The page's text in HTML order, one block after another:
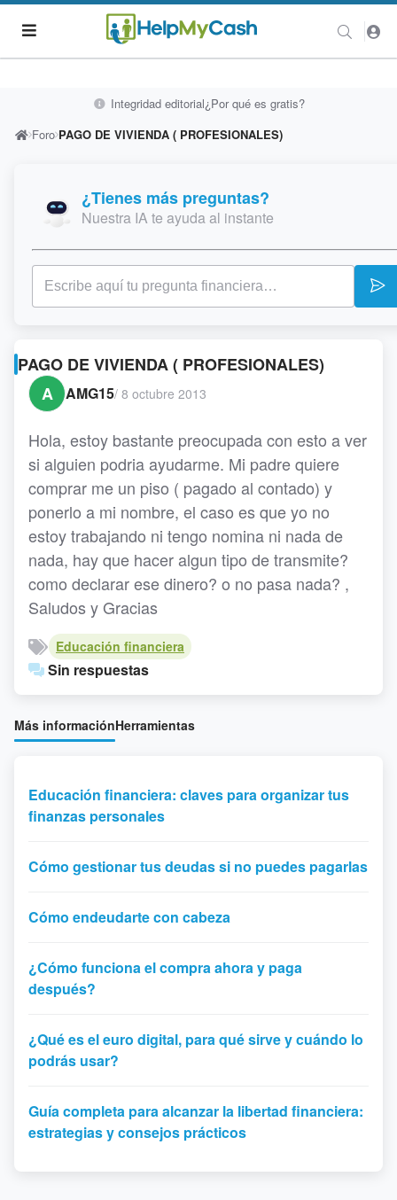
Integridad editorial¿Por qué es gratis?
Foro PAGO DE VIVIENDA ( PROFESIONALES)
¿Tienes más preguntas?
Nuestra IA te ayuda al instante
PAGO DE VIVIENDA ( PROFESIONALES)
A
AMG15/ 8 octubre 2013
Hola, estoy bastante preocupada con esto a ver
si alguien podria ayudarme. Mi padre quiere
comprar me un piso ( pagado al contado) y
ponerlo a mi nombre, el caso es que yo no
estoy trabajando ni tengo nomina ni nada de
nada, hay que hacer algun tipo de transmite?
como declarar ese dinero? o no pasa nada? ,
Saludos y Gracias
Educación financiera
Sin respuestas
Más informaciónHerramientas
Educación financiera: claves para organizar tus
finanzas personales
Cómo gestionar tus deudas si no puedes pagarlas
Cómo endeudarte con cabeza
¿Cómo funciona el compra ahora y paga
después?
¿Qué es el euro digital, para qué sirve y cuándo lo
podrás usar?
Guía completa para alcanzar la libertad financiera:
estrategias y consejos prácticos